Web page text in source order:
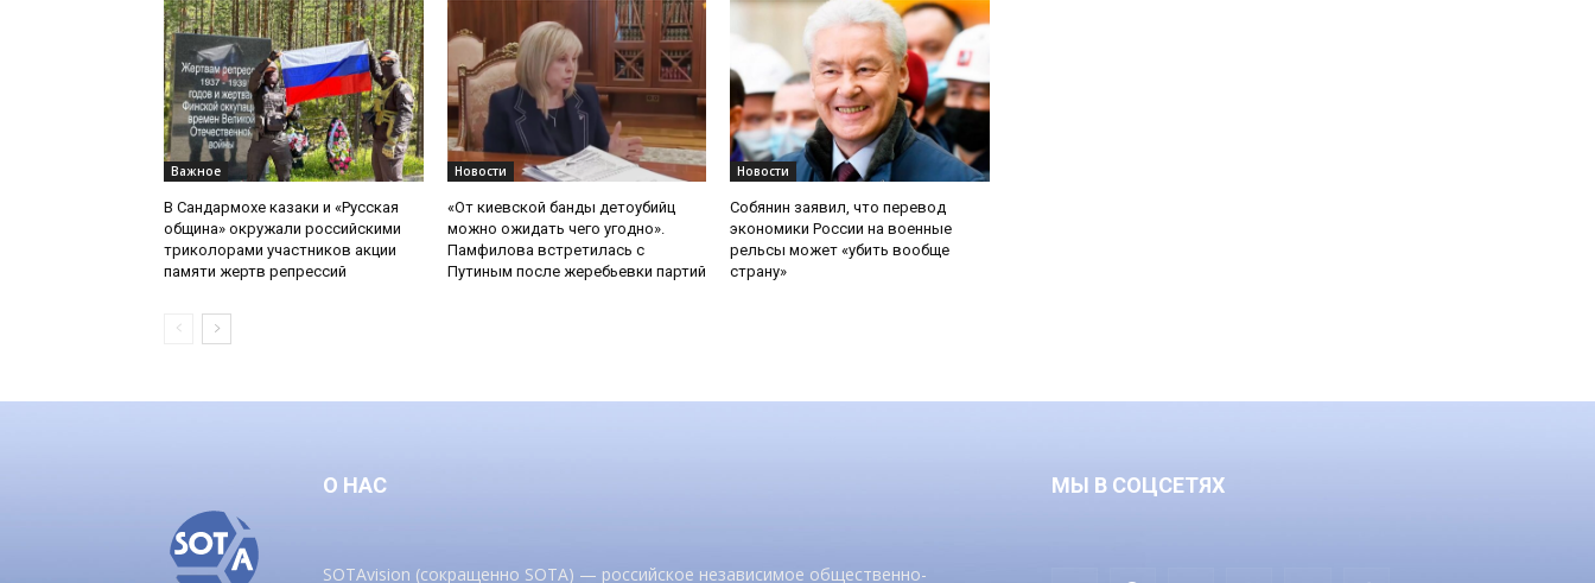
Важное
В Сандармохе казаки и «Русская
община» окружали российскими
триколорами участников акции
памяти жертв репрессий
Новости
«От киевской банды детоубийц
можно ожидать чего угодно».
Памфилова встретилась с
Путиным после жеребьевки партий
Новости
Собянин заявил, что перевод
экономики России на военные
рельсы может «убить вообще
страну»
О НАС
SOTAvision (сокращенно SOTA) — российское независимое общественно-
МЫ В СОЦСЕТЯХ